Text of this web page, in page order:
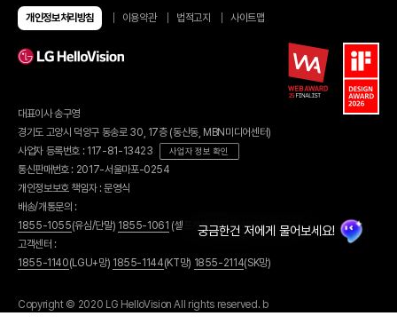
알뜰요금제
유심/eSIM 요금제
유심구매
번개배송
eSIM 가이드
부가서비스
휴대폰기기
휴대폰 구매
휴대폰 요금제
휴대폰 공시지원금
휴대폰 가이드
부가서비스
셀프개통
유심/eSIM 셀프개통하기
알뜰인터넷
할인카드
헬로모바일 결합
매장찾기
개인정보처리방침 이용약관 법적고지 사이트맵
대표이사 송구영
경기도 고양시 덕양구 동송로 30, 17층 (동산동, MBN미디어센터)
사업자 등록번호 : 117-81-13423
사업자 정보 확인
통신판매번호 : 2017-서울마포-0254
개인정보보호 책임자 : 문영식
배송/개통문의 :
1855-1055(유심/단말) 1855-1061 (셀프개통)1855-1062(중고폰AS)
고객센터 :
1855-1140(LGU+망) 1855-1144(KT망) 1855-2114(SK망)
Copyright © 2020 LG HelloVision All rights reserved. b